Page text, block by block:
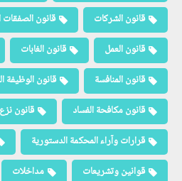
قانون الشركات
قانون الصفقات
قانون العمل
قانون الغابات
قانون المنافسة
قانون الوظيفة
قانون مكافحة الفساد
قانون
قرارات وآراء المحكمة الدستورية
قوانين وتشريعات
مداخلات